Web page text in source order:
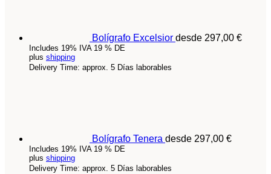
Bolígrafo Excelsior desde 297,00 €
Includes 19% IVA 19 % DE
plus shipping
Delivery Time: approx. 5 Días laborables
Bolígrafo Tenera desde 297,00 €
Includes 19% IVA 19 % DE
plus shipping
Delivery Time: approx. 5 Días laborables